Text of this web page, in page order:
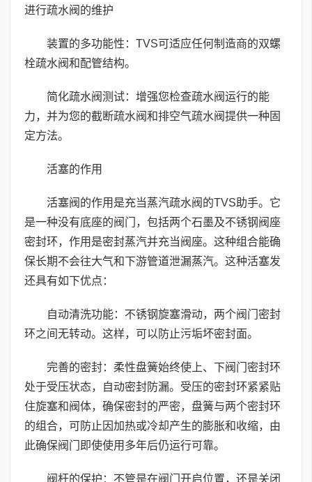
进行疏水阀的维护
装置的多功能性：TVS可适应任何制造商的双螺
栓疏水阀和配管结构。
简化疏水阀测试：增强您检查疏水阀运行的能
力，并为您的截断疏水阀和排空气疏水阀提供一种固
定方法。
活塞的作用
活塞阀的作用是充当蒸汽疏水阀的TVS助手。它
是一种没有底座的阀门，包括两个石墨及不锈钢阀座
密封环，作用是密封蒸汽并充当阀座。这种组合能确
保长期不会往大气和下游管道泄漏蒸汽。这种活塞发
还具有如下优点：
自动清洗功能：不锈钢旋塞滑动，两个阀门密封
环之间无转动。这样，可以防止污垢坏密封面。
完善的密封：柔性盘簧始终使上、下阀门密封环
处于受压状态，自动密封防漏。受压的密封环紧紧贴
住旋塞和阀体，确保密封的严密，盘簧与两个密封环
的组合，可防止因加热或冷却产生的膨胀和收缩，由
此确保阀门即使使用多年后仍运行可靠。
阀杆的保护：不管是在阀门开启位置，还是关闭